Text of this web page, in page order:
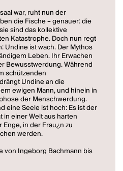
war, ruht nun der
die Fische – genauer: die
sind das kollektive
Katastrophe. Doch nun regt
Undine ist wach. Der Mythos
Leben. Ihr Erwachen
Bewusstwerdung. Während
schützenden
Undine an die
ewigen Mann, und hinein in
der Menschwerdung.
eine Seele ist hoch: Es ist der
in einer Welt aus harten
in der Frau¿n zu
werden.
von Ingeborg Bachmann bis